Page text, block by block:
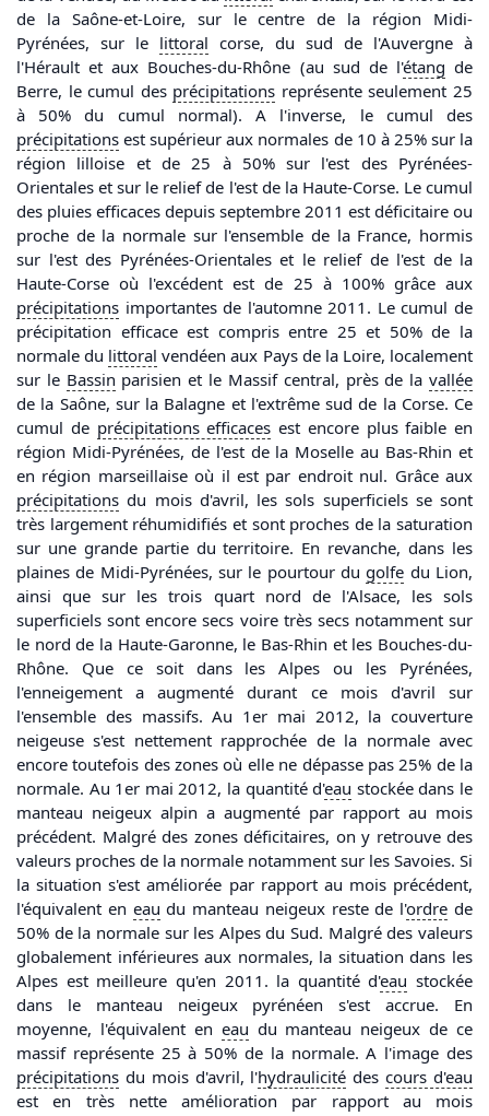
de la Saône-et-Loire, sur le centre de la région Midi-
Pyrénées, sur le littoral corse, du sud de l'Auvergne à
l'Hérault et aux Bouches-du-Rhône (au sud de l'étang de
Berre, le cumul des précipitations représente seulement 25
à 50% du cumul normal). A l'inverse, le cumul des
précipitations est supérieur aux normales de 10 à 25% sur la
région lilloise et de 25 à 50% sur l'est des Pyrénées-
Orientales et sur le relief de l'est de la Haute-Corse. Le cumul
des pluies efficaces depuis septembre 2011 est déficitaire ou
proche de la normale sur l'ensemble de la France, hormis
sur l'est des Pyrénées-Orientales et le relief de l'est de la
Haute-Corse où l'excédent est de 25 à 100% grâce aux
précipitations importantes de l'automne 2011. Le cumul de
précipitation efficace est compris entre 25 et 50% de la
normale du littoral vendéen aux Pays de la Loire, localement
sur le Bassin parisien et le Massif central, près de lavallée
de la Saône, sur la Balagne et l'extrême sud de la Corse. Ce
cumul de précipitationsefficaces est encore plus faible en
région Midi-Pyrénées, de l'est de la Moselle au Bas-Rhin et
en région marseillaise où il est par endroit nul. Grâce aux
précipitations du mois d'avril, les sols superficiels se sont
très largement réhumidifiés et sont proches de la saturation
sur une grande partie du territoire. En revanche, dans les
plaines de Midi-Pyrénées, sur le pourtour dugolfe du Lion,
ainsi que sur les trois quart nord de l'Alsace, les sols
superficiels sont encore secs voire très secs notamment sur
le nord de la Haute-Garonne, le Bas-Rhin et les Bouches-du-
Rhône. Que ce soit dans les Alpes ou les Pyrénées,
l'enneigement a augmenté durant ce mois d'avril sur
l'ensemble des massifs. Au 1er mai 2012, la couverture
neigeuse s'est nettement rapprochée de la normale avec
encore toutefois des zones où elle ne dépasse pas 25% de la
normale. Au 1er mai 2012, la quantité d'eau stockée dans le
manteau neigeux alpin a augmenté par rapport au mois
précédent. Malgré des zones déficitaires, on y retrouve des
valeurs proches de la normale notamment sur les Savoies. Si
la situation s'est améliorée par rapport au mois précédent,
l'équivalent en eau du manteau neigeux reste de l'ordre de
50% de la normale sur les Alpes du Sud. Malgré des valeurs
globalement inférieures aux normales, la situation dans les
Alpes est meilleure qu'en 2011. la quantité d'eau stockée
dans le manteau neigeux pyrénéen s'est accrue. En
moyenne, l'équivalent en eau du manteau neigeux de ce
massif représente 25 à 50% de la normale. A l'image des
précipitations du mois d'avril, l'hydraulicité descours d'eau
est en très nette amélioration par rapport au mois